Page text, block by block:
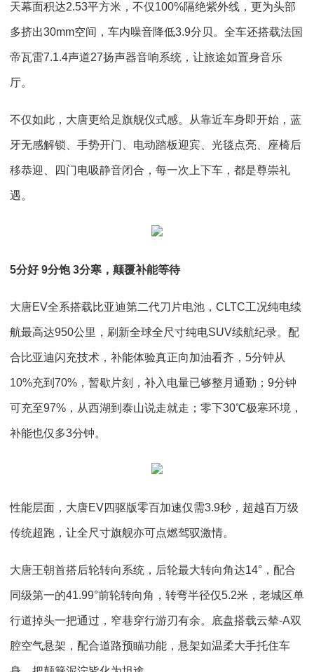
天幕面积达2.53平方米，不仅100%隔绝紫外线，更为头部
多挤出30mm空间，车内噪音降低3.9分贝。全车还搭载法国
帝瓦雷7.1.4声道27扬声器音响系统，让旅途如置身音乐
厅。
不仅如此，大唐更给足旗舰仪式感。从靠近车身即开始，蓝
牙无感解锁、手势开门、电动踏板迎宾、光毯点亮、座椅后
移恭迎、四门电吸静音闭合，每一次上下车，都是尊崇礼
遇。
5分好 9分饱 3分寒，颠覆补能等待
大唐EV全系搭载比亚迪第二代刀片电池，CLTC工况纯电续
航最高达950公里，刷新全球全尺寸纯电SUV续航纪录。配
合比亚迪闪充技术，补能体验真正向加油看齐，5分钟从
10%充到70%，暂歇片刻，补入电量已够整月通勤；9分钟
可充至97%，从西湖到泰山说走就走；零下30℃极寒环境，
补能也仅多3分钟。
性能层面，大唐EV四驱版零百加速仅需3.9秒，超越百万级
传统超跑，让全尺寸旗舰亦可点燃驾驭激情。
大唐王朝首搭后轮转向系统，后轮最大转向角达14°，配合
同级第一的41.99°前轮转向角，转弯半径仅5.2米，老城区单
行道掉头一把通过，窄巷穿行游刃有余。底盘搭载云辇-A双
腔空气悬架，配合道路预瞄功能，悬架如温柔大手托住车